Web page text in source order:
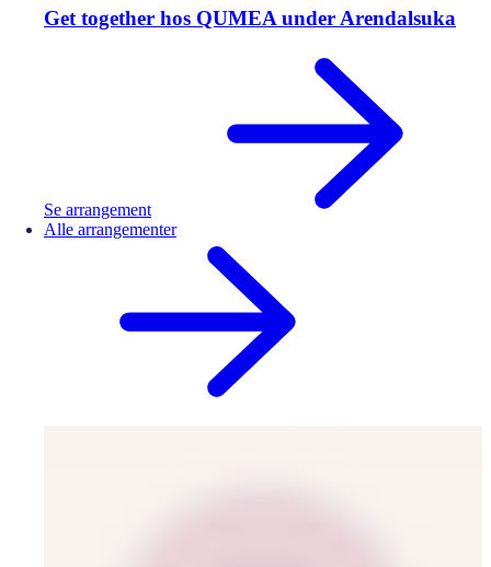
Get together hos QUMEA under Arendalsuka
Se arrangement
Alle arrangementer